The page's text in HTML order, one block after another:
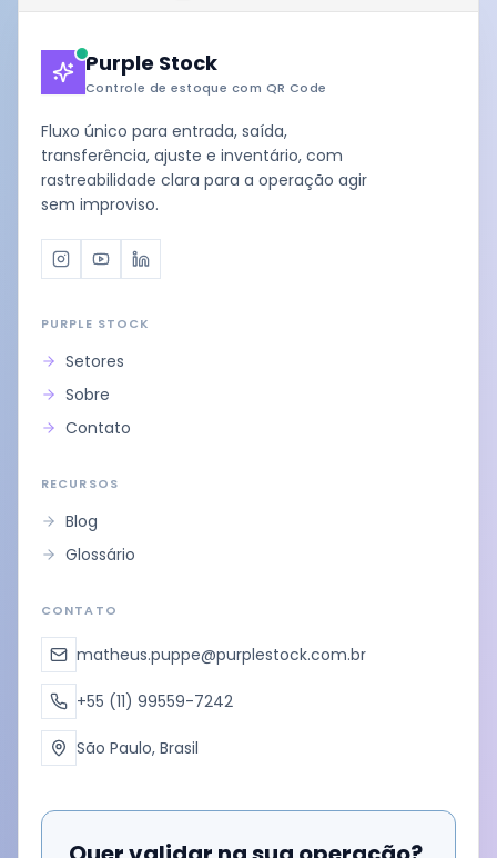
Purple Stock
Controle de estoque com QR Code
Fluxo único para entrada, saída,
transferência, ajuste e inventário, com
rastreabilidade clara para a operação agir
sem improviso.
Instagram
YoutubeLinkedIn
PURPLE STOCK
Setores
Sobre
Contato
RECURSOS
Blog
Glossário
CONTATO
matheus.puppe@purplestock.com.br
+55 (11) 99559-7242
São Paulo, Brasil